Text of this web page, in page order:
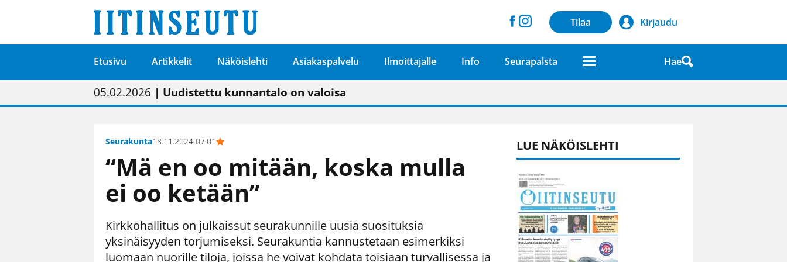
Tilaa Kirjaudu
Etusivu Artikkelit Näköislehti Asiakaspalvelu Ilmoittajalle Info Seurapalsta Hae
01.02.2026 | Painon vaihtumisen pitäisi näkyä hieman parempana painojäljen laatuna lehdessä
05.02.2026 | Uudistettu kunnantalo on valoisa
23.04.2026 | “Olemme käynnistämässä uudelleen keskustavisiotyön”
09.05.2026| "Maalla on totuttu elämään omavaraisemmin kuin kaupungissa"
Seurakunta18.11.2024 07:01
“Mä en oo mitään, koska mulla
ei oo ketään”
Kirkkohallitus on julkaissut seurakunnille uusia suosituksia
yksinäisyyden torjumiseksi. Seurakuntia kannustetaan esimerkiksi
luomaan nuorille tiloja, joissa he voivat kohdata toisiaan turvallisessa ja
LUE NÄKÖISLEHTI